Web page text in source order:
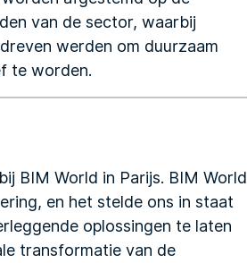
van de sector, waarbij
werden om duurzaam
te worden.
BIM World in Parijs. BIM World
en het stelde ons in staat
oplossingen te laten
transformatie van de